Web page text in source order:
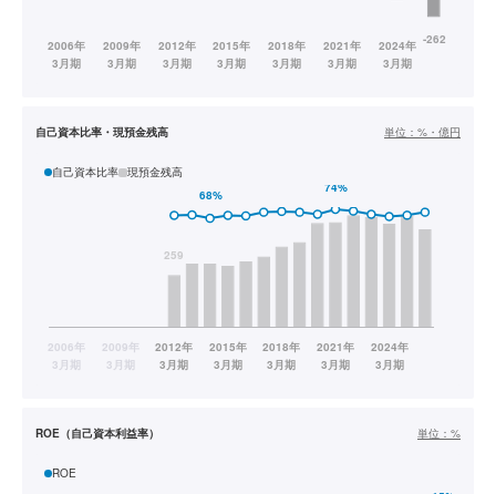
自己資本比率・現預金残高 単位： %・億円
自己資本比率 現預金残高
ROE（自己資本利益率） 単位： %
ROE